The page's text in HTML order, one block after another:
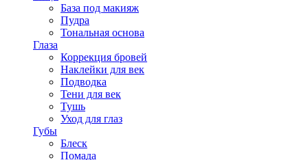
База под макияж
Пудра
Тональная основа
Глаза
Коррекция бровей
Наклейки для век
Подводка
Тени для век
Тушь
Уход для глаз
Губы
Блеск
Помада